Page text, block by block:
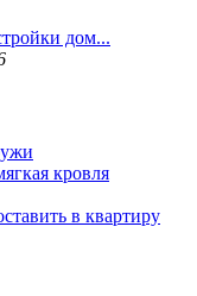
дом...
кровля
в квартиру